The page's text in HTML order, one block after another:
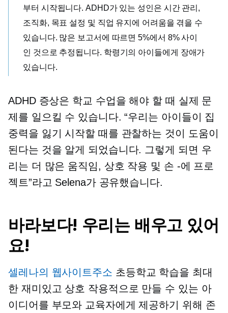
부터 시작됩니다. ADHD가 있는 성인은 시간 관리,
조직화, 목표 설정 및 직업 유지에 어려움을 겪을 수
있습니다. 많은 보고서에 따르면 5%에서 8% 사이
인 것으로 추정됩니다. 학령기의 아이들에게 장애가
있습니다.
ADHD 증상은 학교 수업을 해야 할 때 실제 문
제를 일으킬 수 있습니다. “우리는 아이들이 집
중력을 잃기 시작할 때를 관찰하는 것이 도움이
된다는 것을 알게 되었습니다. 그렇게 되면 우
리는 더 많은 움직임, 상호 ​​작용 및 손 -에 프로
젝트”라고 Selena가 공유했습니다.
바라보다! 우리는 배우고 있어
요!
셀레나의 웹사이트주소 초등학교 학습을 최대
한 재미있고 상호 작용적으로 만들 수 있는 아
이디어를 부모와 교육자에게 제공하기 위해 존